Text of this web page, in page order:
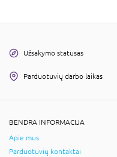
Užsakymo statusas
Parduotuvių darbo laikas
BENDRA INFORMACIJA
Apie mus
Parduotuvių kontaktai